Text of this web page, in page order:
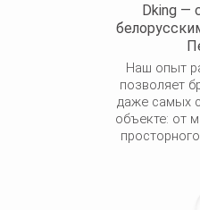
Dking —
Наш опыт
позволяет
даже самых
объекте: от